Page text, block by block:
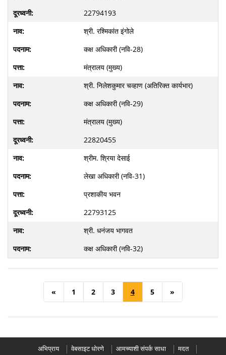
22794193
श्री. रश्मिकांत इंगोले
कक्ष अधिकारी (नवि-28)
मंत्रालय (मुख्य)
श्री. निलेशकुमार चव्हाण (अतिरिक्त कार्यभार)
कक्ष अधिकारी (नवि-29)
मंत्रालय (मुख्य)
22820455
श्रीम. श्रिया देसाई
लेखा अधिकारी (नवि-31)
प्रशाकीय भवन
22793125
श्री. धनंजय भागवत
कक्ष अधिकारी (नवि-32)
« 1 2 3 4 5 »
अभिप्राय वेबसाइट धोरणे आमच्याशी संपर्क साधा मदत